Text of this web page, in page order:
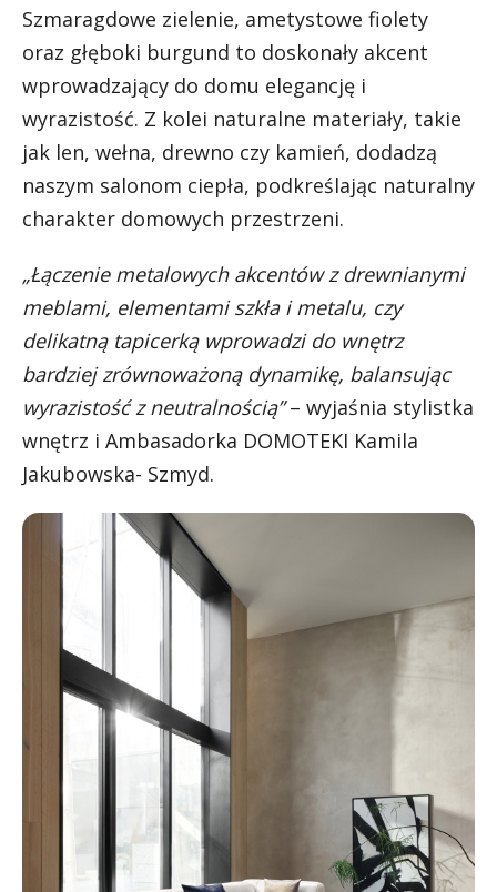
Szmaragdowe zielenie, ametystowe fiolety
oraz głęboki burgund to doskonały akcent
wprowadzający do domu elegancję i
wyrazistość. Z kolei naturalne materiały, takie
jak len, wełna, drewno czy kamień, dodadzą
naszym salonom ciepła, podkreślając naturalny
charakter domowych przestrzeni.
„Łączenie metalowych akcentów z drewnianymi
meblami, elementami szkła i metalu, czy
delikatną tapicerką wprowadzi do wnętrz
bardziej zrównoważoną dynamikę, balansując
wyrazistość z neutralnością”– wyjaśnia stylistka
wnętrz i Ambasadorka DOMOTEKI Kamila
Jakubowska- Szmyd.